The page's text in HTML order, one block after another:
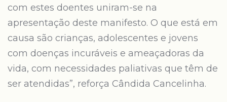
com estes doentes uniram-se na
apresentação deste manifesto. O que está em
causa são crianças, adolescentes e jovens
com doenças incuráveis e ameaçadoras da
vida, com necessidades paliativas que têm de
ser atendidas”, reforça Cândida Cancelinha.